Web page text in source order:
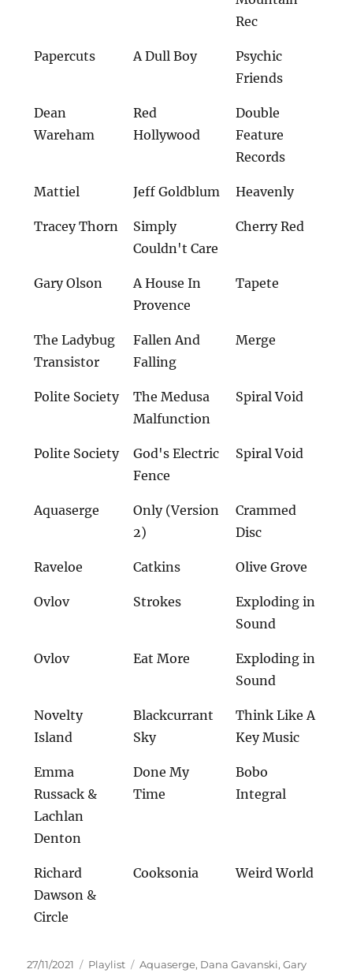
Rec
Papercuts A Dull Boy
Psychic
Friends
Dean
Wareham
Red
Hollywood
Double
Feature
Records
Mattiel Jeff Goldblum Heavenly
Tracey Thorn
Simply
Couldn't Care
Cherry Red
Gary Olson
A House In
Provence
Tapete
The Ladybug
Transistor
Fallen And
Falling
Merge
Polite Society
The Medusa
Malfunction
Spiral Void
Polite Society
God's Electric
Fence
Spiral Void
Aquaserge
Only (Version
2)
Crammed
Disc
Raveloe Catkins Olive Grove
Ovlov Strokes
Exploding in
Sound
Ovlov Eat More
Exploding in
Sound
Novelty
Island
Blackcurrant
Sky
Think Like A
Key Music
Emma
Russack &
Lachlan
Denton
Done My
Time
Bobo
Integral
Richard
Dawson &
Circle
Cooksonia Weird World
Veröffentlicht
27/11/2021 Kategorien
Playlist Schlagwörter
Aquaserge, Dana Gavanski,Gary